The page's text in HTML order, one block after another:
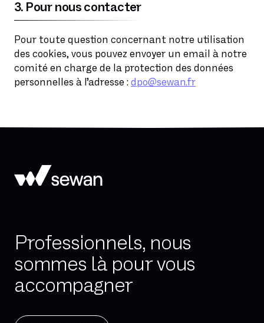
3. Pour nous contacter
Pour toute question concernant notre utilisation
des cookies, vous pouvez envoyer un email à notre
comité en charge de la protection des données
personnelles à l’adresse : dpo@sewan.fr
Professionnels, nous
sommes là pour vous
accompagner